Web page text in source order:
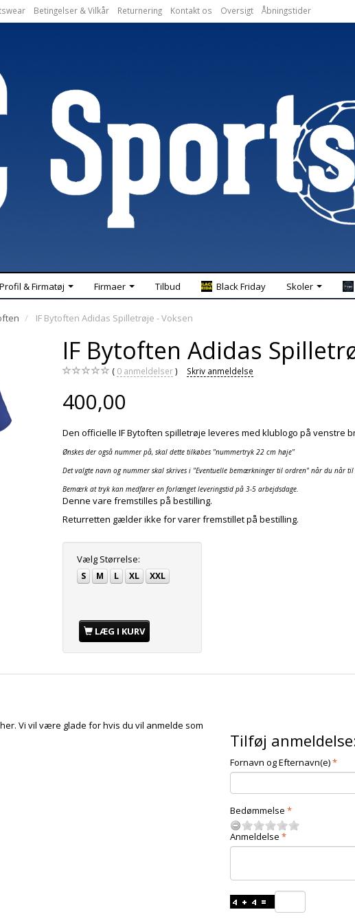
Betingelser & Vilkår Returnering Kontakt os Oversigt Åbningstider
Profil & Firmatøj Firmaer Tilbud Black Friday Skoler
IF Bytoften Adidas Spilletrøje - Voksen
IF Bytoften Adidas
0 anmeldelser Skriv anmeldelse
400,00
Den officielle IF Bytoften spilletrøje leveres med klublogo på venstre
Ønskes der også nummer på, skal dette tilkøbes "nummertryk 22 cm høje"
Det valgte navn og nummer skal skrives i "Eventuelle bemærkninger til ordren" når du når til
Bemærk at tryk kan medfører en forlænget leveringstid på 3-5 arbejdsdage.
Denne vare fremstilles på bestilling.
Returretten gælder ikke for varer fremstillet på bestilling.
Vælg Størrelse:
S M L XL XXL
LÆG I KURV
Vi vil være glade for hvis du vil anmelde som
Tilføj
Fornavn og Efternavn(e)
Bedømmelse
Anmeldelse